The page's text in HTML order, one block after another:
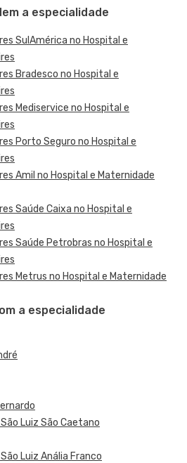
a especialidade
SulAmérica no Hospital e
Bradesco no Hospital e
Mediservice no Hospital e
Porto Seguro no Hospital e
Amil no Hospital e Maternidade
Saúde Caixa no Hospital e
Saúde Petrobras no Hospital e
Metrus no Hospital e Maternidade
a especialidade
Luiz São Caetano
Luiz Anália Franco